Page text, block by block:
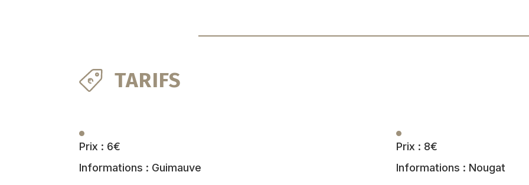
TARIFS
Prix : 6€
Informations : Guimauve
Prix : 8€
Informations : Nougat